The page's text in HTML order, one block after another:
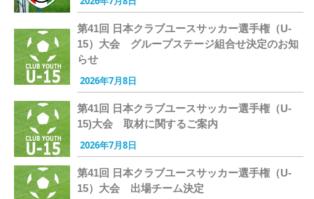
第41回 日本クラブユースサッカー選手権（U-
15）大会 グループステージ組合せ決定のお知
らせ
2026年7月8日
第41回 日本クラブユースサッカー選手権（U-
15)大会 取材に関するご案内
2026年7月8日
第41回 日本クラブユースサッカー選手権（U-
15）大会 出場チーム決定